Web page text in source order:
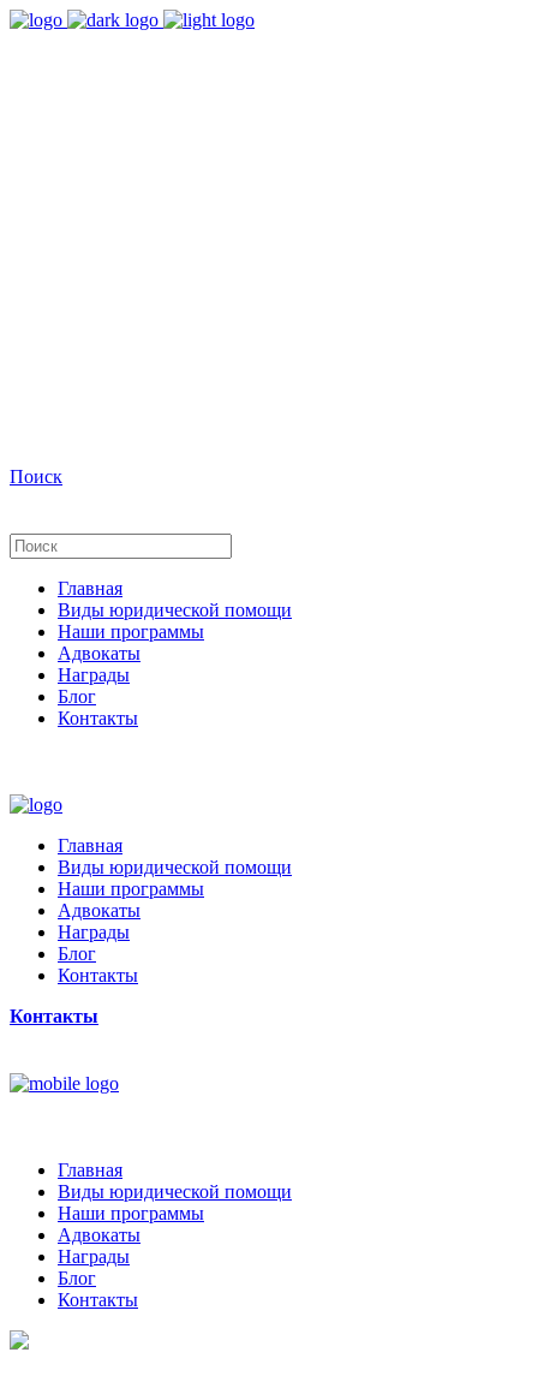
Поиск
Главная
Виды юридической помощи
Наши программы
Адвокаты
Награды
Блог
Контакты
Главная
Виды юридической помощи
Наши программы
Адвокаты
Награды
Блог
Контакты
Контакты
Главная
Виды юридической помощи
Наши программы
Адвокаты
Награды
Блог
Контакты